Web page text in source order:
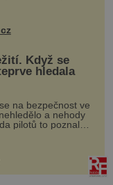
Když se
hledala
na bezpečnost ve
a nehody
pilotů to poznala
s trvalými
i ztrátou